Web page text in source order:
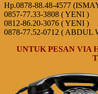
Hp.0878-88.48-4577
0857-77.33-3808 ( YENI )
0812-86.20-3076 ( YENI )
0878-77.52-0712 ( ABDUL
UNTUK PESAN VIA